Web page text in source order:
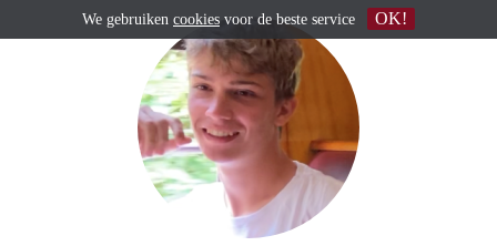
We gebruiken cookies voor de beste service OK!